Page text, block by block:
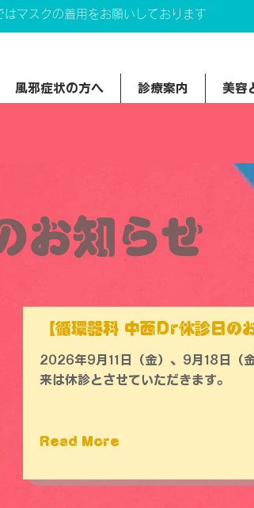
マスクの着用をお願いしております
風邪症状の方へ 診療案内 美容
お知らせ
【循環器科 中西Dr休診日の
2026年9月11日（金）、9月18日（
来は休診とさせていただきます。
Read More